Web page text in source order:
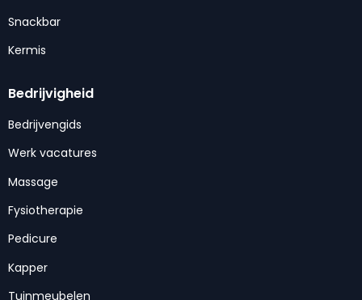
Snackbar
Kermis
Bedrijvigheid
Bedrijvengids
Werk vacatures
Massage
Fysiotherapie
Pedicure
Kapper
Tuinmeubelen